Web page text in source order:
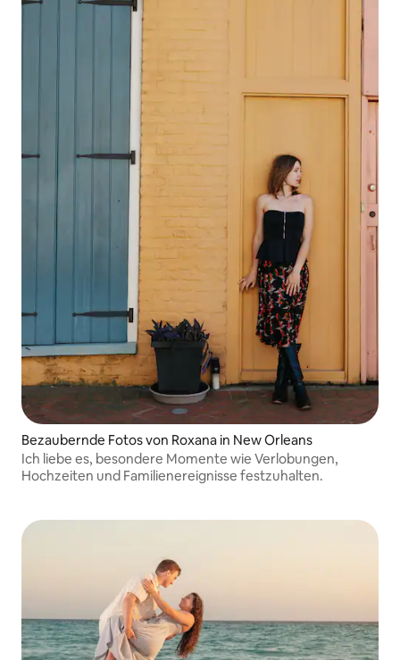
Bezaubernde Fotos von Roxana in New Orleans
Ich liebe es, besondere Momente wie Verlobungen,
Hochzeiten und Familienereignisse festzuhalten.